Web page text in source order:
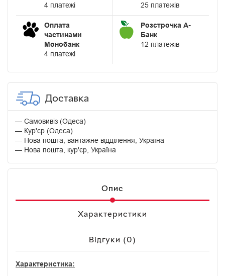
4 платежі
25 платежів
Оплата
частинами
Монобанк
4 платежі
Розстрочка А-
Банк
12 платежів
Доставка
Самовивіз (Одеса)
Кур'єр (Одеса)
Нова пошта, вантажне відділення, Україна
Нова пошта, кур'єр, Україна
Опис
Характеристики
Відгуки (0)
Характеристика: